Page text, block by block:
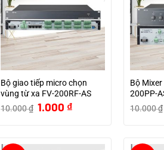
Bộ giao tiếp micro chọn
vùng từ xa FV-200RF-AS
10.000₫ Giá
gốc
1.000 ₫
Bộ
200PP-
10.000₫